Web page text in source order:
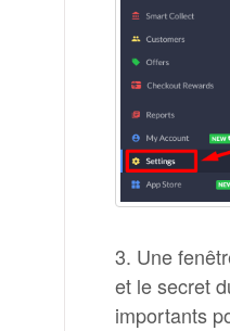
3. Une
et le secret
importants